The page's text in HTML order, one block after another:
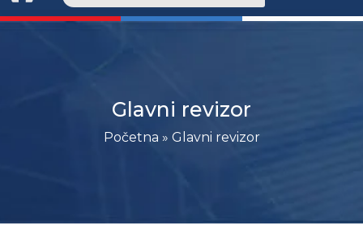
Glavni revizor
Početna » Glavni revizor